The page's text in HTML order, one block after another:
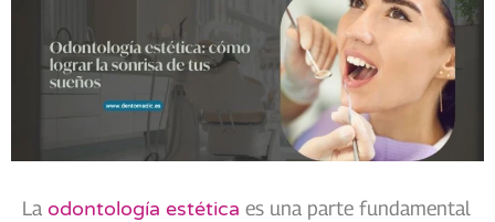
La odontología estética es una parte fundamental